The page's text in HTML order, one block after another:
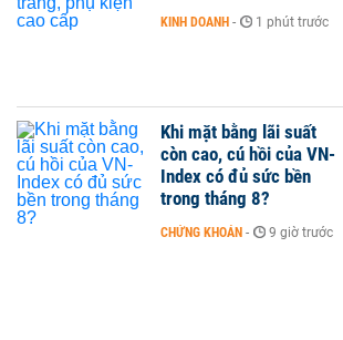
KINH DOANH - 1 phút trước
Khi mặt bằng lãi suất
còn cao, cú hồi của VN-
Index có đủ sức bền
trong tháng 8?
CHỨNG KHOÁN - 9 giờ trước